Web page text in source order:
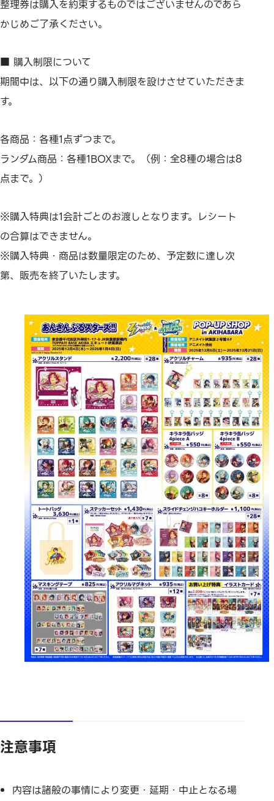
整理券は購入を約束するものではございませんのであら
かじめご了承ください。
■ 購入制限について
期間中は、以下の通り購入制限を設けさせていただきま
す。
各商品：各種1点ずつまで。
ランダム商品：各種1BOXまで。（例：全8種の場合は8
点まで。）
※購入特典は1会計ごとのお渡しとなります。レシート
の合算はできません。
※購入特典・商品は数量限定のため、予定数に達し次
第、販売を終了いたします。
注意事項
内容は諸般の事情により変更・延期・中止となる場